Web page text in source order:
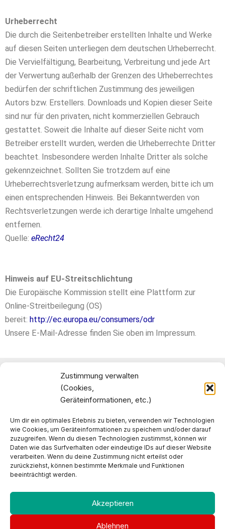
Zustimmung verwalten
(Cookies,
Geräteinformationen, etc.)
Um dir ein optimales Erlebnis zu bieten, verwenden wir Technologien
wie Cookies, um Geräteinformationen zu speichern und/oder darauf
zuzugreifen. Wenn du diesen Technologien zustimmst, können wir
Daten wie das Surfverhalten oder eindeutige IDs auf dieser Website
verarbeiten. Wenn du deine Zustimmung nicht erteilst oder
zurückziehst, können bestimmte Merkmale und Funktionen
beeinträchtigt werden.
Akzeptieren
Ablehnen
Urheberrecht
Die durch die Seitenbetreiber erstellten Inhalte und Werke
auf diesen Seiten unterliegen dem deutschen Urheberrecht.
Die Vervielfältigung, Bearbeitung, Verbreitung und jede Art
der Verwertung außerhalb der Grenzen des Urheberrechtes
bedürfen der schriftlichen Zustimmung des jeweiligen
Autors bzw. Erstellers. Downloads und Kopien dieser Seite
sind nur für den privaten, nicht kommerziellen Gebrauch
gestattet. Soweit die Inhalte auf dieser Seite nicht vom
Betreiber erstellt wurden, werden die Urheberrechte Dritter
beachtet. Insbesondere werden Inhalte Dritter als solche
gekennzeichnet. Sollten Sie trotzdem auf eine
Urheberrechtsverletzung aufmerksam werden, bitte ich um
einen entsprechenden Hinweis. Bei Bekanntwerden von
Rechtsverletzungen werde ich derartige Inhalte umgehend
entfernen.
Quelle: eRecht24
Hinweis auf EU-Streitschlichtung
Die Europäische Kommission stellt eine Plattform zur
Online-Streitbeilegung (OS)
bereit: http://ec.europa.eu/consumers/odr
Unsere E-Mail-Adresse finden Sie oben im Impressum.
Therapiezentrum Reijnders
Telefon:
Telefax:02153 4693
Impressum
Datenschutz